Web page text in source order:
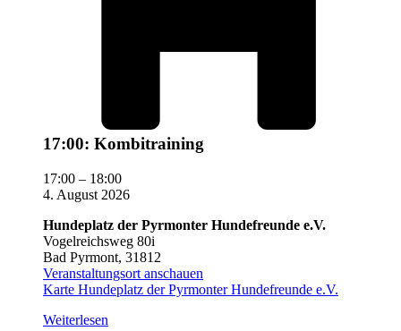
17:00: Kombitraining
17:00 – 18:00
4. August 2026
Hundeplatz der Pyrmonter Hundefreunde e.V.
Vogelreichsweg 80i
Bad Pyrmont, 31812
Veranstaltungsort anschauen
Karte Hundeplatz der Pyrmonter Hundefreunde e.V.
Weiterlesen